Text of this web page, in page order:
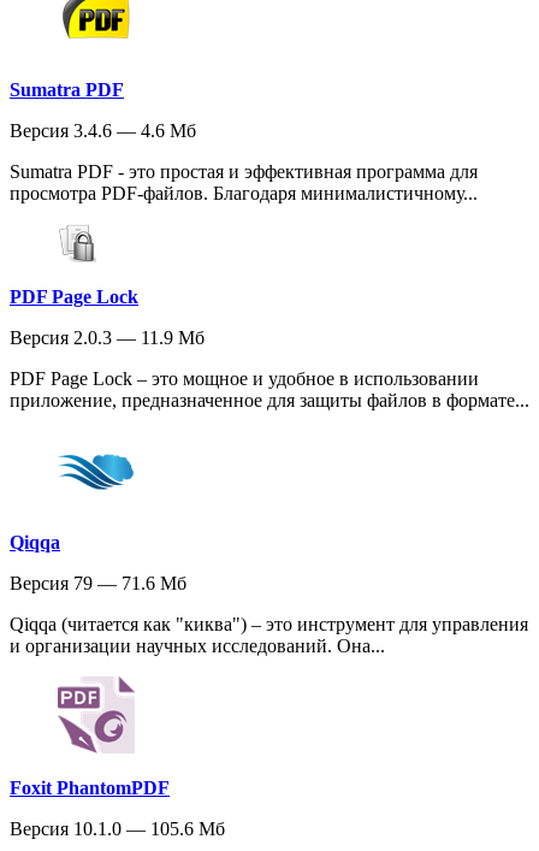
Sumatra PDF
Версия 3.4.6 — 4.6 Мб
Sumatra PDF - это простая и эффективная программа для
просмотра PDF-файлов. Благодаря минималистичному...
PDF Page Lock
Версия 2.0.3 — 11.9 Мб
PDF Page Lock – это мощное и удобное в использовании
приложение, предназначенное для защиты файлов в формате...
Qiqqa
Версия 79 — 71.6 Мб
Qiqqa (читается как "киква") – это инструмент для управления
и организации научных исследований. Она...
Foxit PhantomPDF
Версия 10.1.0 — 105.6 Мб